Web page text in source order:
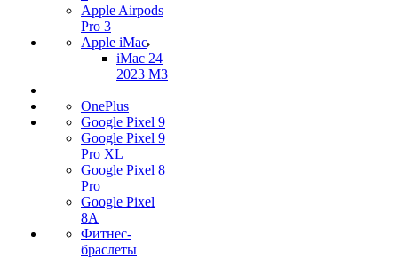
Apple Airpods
Pro 3
Apple iMac
iMac 24
2023 M3
OnePlus
Google Pixel 9
Google Pixel 9
Pro XL
Google Pixel 8
Pro
Google Pixel
8A
Фитнес-
браслеты